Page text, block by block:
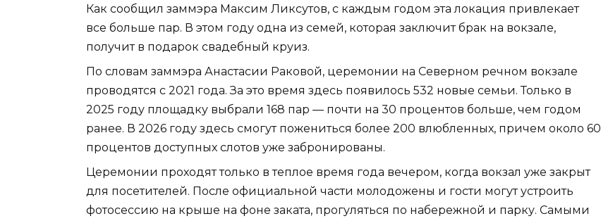
Как сообщил заммэра Максим Ликсутов, с каждым годом эта локация привлекает
все больше пар. В этом году одна из семей, которая заключит брак на вокзале,
получит в подарок свадебный круиз.
По словам заммэра Анастасии Раковой, церемонии на Северном речном вокзале
проводятся с 2021 года. За это время здесь появилось 532 новые семьи. Только в
2025 году площадку выбрали 168 пар — почти на 30 процентов больше, чем годом
ранее. В 2026 году здесь смогут пожениться более 200 влюбленных, причем около 60
процентов доступных слотов уже забронированы.
Церемонии проходят только в теплое время года вечером, когда вокзал уже закрыт
для посетителей. После официальной части молодожены и гости могут устроить
фотосессию на крыше на фоне заката, прогуляться по набережной и парку. Самыми